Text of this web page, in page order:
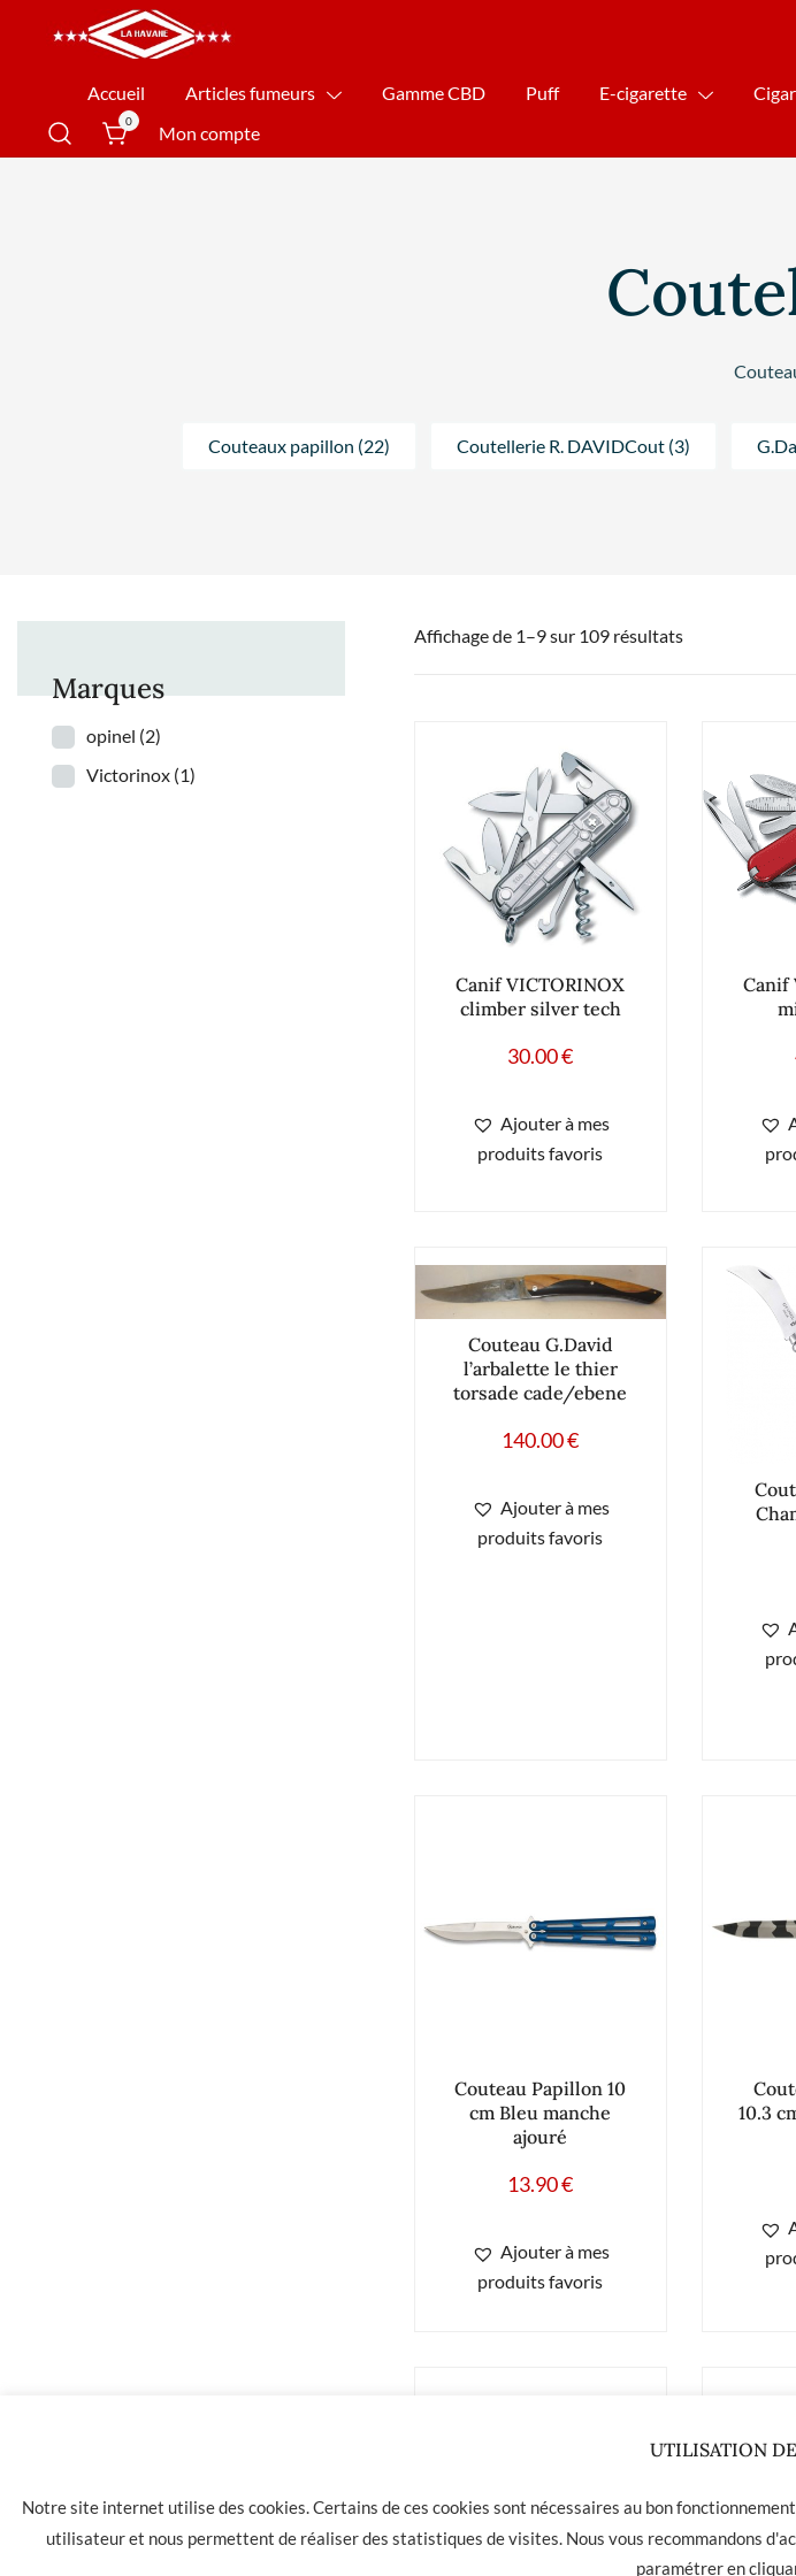
La Havane Nîmes
Accueil Articles fumeurs Gamme CBD Puff E-cigarette
0
Mon compte
Couteaux papillon (22) Coutellerie R. DAVIDCout (3)
Affichage de 1–9 sur 109 résultats
Canif VICTORINOX
climber silver tech
30.00€
Ajouter à mes
produits favoris
Canif
Couteau G.David
l’arbalette le thier
torsade cade/ebene
140.00€
Ajouter à mes
produits favoris
Couteau Papillon 10
cm Bleu manche
ajouré
13.90€
Ajouter à mes
produits favoris
10.3
Marques
opinel (2)
Victorinox (1)
UTILISATION
Notre site internet utilise des cookies. Certains de ces cookies sont nécessaires au bon
utilisateur et nous permettent de réaliser des statistiques de visites. Nous vous recommandons
paramétrer en